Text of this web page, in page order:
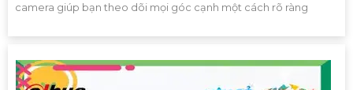
camera giúp bạn theo dõi mọi góc cạnh một cách rõ ràng